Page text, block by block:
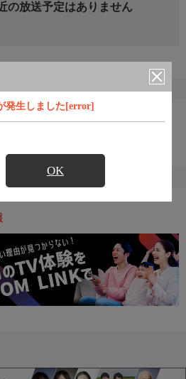
発生しました[error]
OK
の放送予定はありません
番組